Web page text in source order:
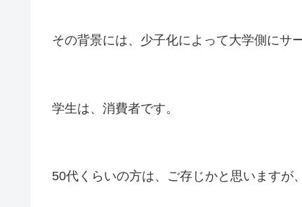
その背景には、少子化によって大学側にサ
学生は、消費者です。
50代くらいの方は、ご存じかと思いますが